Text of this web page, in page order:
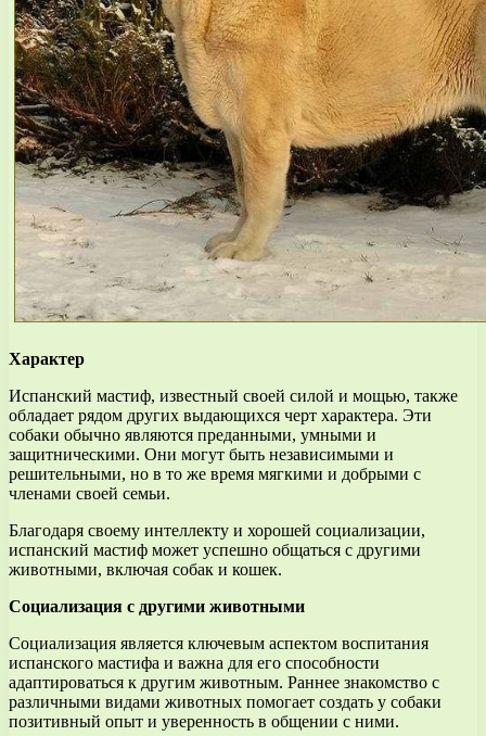
Характер
Испанский мастиф, известный своей силой и мощью, также
обладает рядом других выдающихся черт характера. Эти
собаки обычно являются преданными, умными и
защитническими. Они могут быть независимыми и
решительными, но в то же время мягкими и добрыми с
членами своей семьи.
Благодаря своему интеллекту и хорошей социализации,
испанский мастиф может успешно общаться с другими
животными, включая собак и кошек.
Социализация с другими животными
Социализация является ключевым аспектом воспитания
испанского мастифа и важна для его способности
адаптироваться к другим животным. Раннее знакомство с
различными видами животных помогает создать у собаки
позитивный опыт и уверенность в общении с ними.